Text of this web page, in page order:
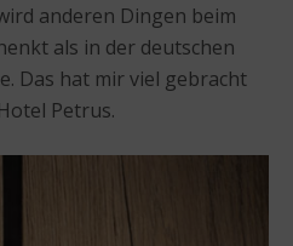
anderen Dingen beim
als in der deutschen
Das hat mir viel gebracht
Petrus.